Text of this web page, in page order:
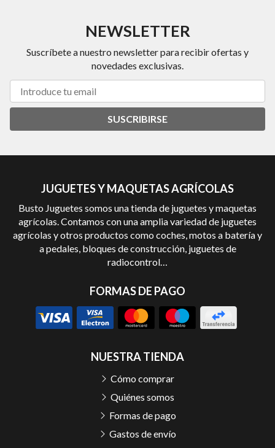
NEWSLETTER
Suscríbete a nuestro newsletter para recibir ofertas y
novedades exclusivas.
SUSCRIBIRSE
JUGUETES Y MAQUETAS AGRÍCOLAS
Busto Juguetes somos una tienda de juguetes y maquetas
agrícolas. Contamos con una amplia variedad de juguetes
agrícolas y otros productos como coches, motos a batería y
a pedales, bloques de construcción, juguetes de
radiocontrol…
FORMAS DE PAGO
NUESTRA TIENDA
Cómo comprar
Quiénes somos
Formas de pago
Gastos de envío